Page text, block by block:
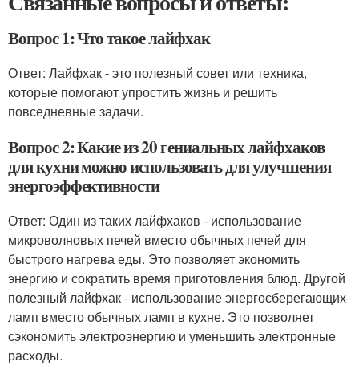
Вопрос 1: Что такое лайфхак
Ответ: Лайфхак - это полезный совет или техника,
которые помогают упростить жизнь и решить
повседневные задачи.
Вопрос 2: Какие из 20 гениальных лайфхаков
для кухни можно использовать для улучшения
энергоэффективности
Ответ: Один из таких лайфхаков - использование
микроволновых печей вместо обычных печей для
быстрого нагрева еды. Это позволяет экономить
энергию и сократить время приготовления блюд. Другой
полезный лайфхак - использование энергосберегающих
ламп вместо обычных ламп в кухне. Это позволяет
сэкономить электроэнергию и уменьшить электронные
расходы.